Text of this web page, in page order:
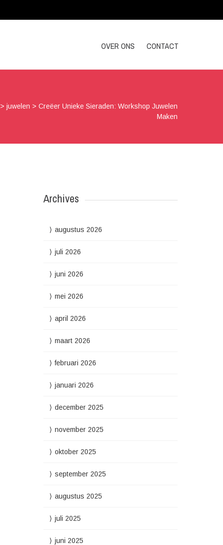
OVER ONS CONTACT
>juwelen >Creëer Unieke Sieraden: Workshop Juwelen
Maken
Archives
augustus 2026
juli 2026
juni 2026
mei 2026
april 2026
maart 2026
februari 2026
januari 2026
december 2025
november 2025
oktober 2025
september 2025
augustus 2025
juli 2025
juni 2025